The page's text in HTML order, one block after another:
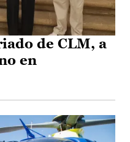
de CLM, a
en